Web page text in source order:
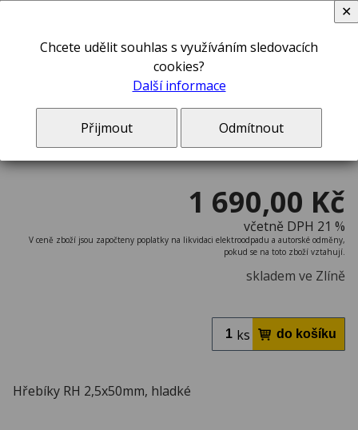
1 690,00 Kč
včetně DPH 21 %
V ceně zboží jsou započteny poplatky na likvidaci elektroodpadu a autorské odměny,
pokud se na toto zboží vztahují.
skladem ve Zlíně
ks
Hřebíky RH 2,5x50mm, hladké
Chcete udělit souhlas s využíváním sledovacích
cookies?
Další informace
Přijmout Odmítnout
✕